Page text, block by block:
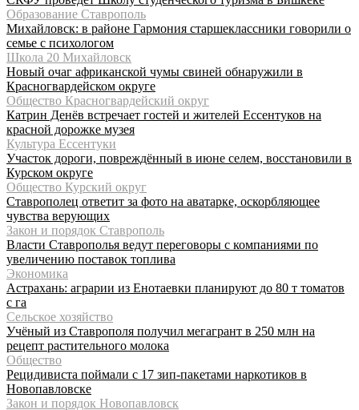
Образование Ставрополь
Михайловск: в районе Гармония старшеклассники говорили о
семье с психологом
Школа 20 Михайловск
Новый очаг африканской чумы свиней обнаружили в
Красногвардейском округе
Общество Красногвардейский округ
Катрин Денёв встречает гостей и жителей Ессентуков на
красной дорожке музея
Культура Ессентуки
Участок дороги, повреждённый в июне селем, восстановили в
Курском округе
Общество Курский округ
Ставрополец ответит за фото на аватарке, оскорбляющее
чувства верующих
Закон и порядок Ставрополь
Власти Ставрополья ведут переговоры с компаниями по
увеличению поставок топлива
Экономика
Астрахань: аграрии из Енотаевки планируют до 80 т томатов
с га
Сельское хозяйство
Учёный из Ставрополя получил мегагрант в 250 млн на
рецепт растительного молока
Общество
Рецидивиста поймали с 17 зип-пакетами наркотиков в
Новопавловске
Закон и порядок Новопавловск